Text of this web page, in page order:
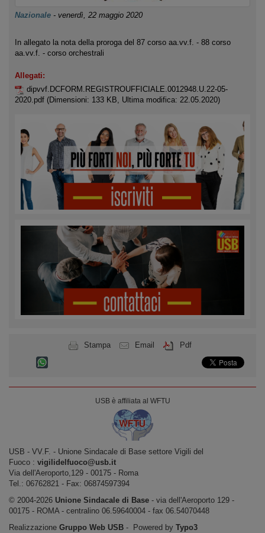
Nazionale - venerdì, 22 maggio 2020
In allegato la nota della proroga del 87 corso aa.vv.f. - 88 corso
aa.vv.f. - corso orchestrali
Allegati:
dipvvf.DCFORM.REGISTROUFFICIALE.0012948.U.22-05-
2020.pdf (Dimensioni: 133 KB, Ultima modifica: 22.05.2020)
Stampa Email Pdf
USB è affiliata al WFTU
USB ‐ VV.F. - Unione Sindacale di Base settore Vigili del
Fuoco : vigilidelfuoco@usb.it
Via dell'Aeroporto,129 ‐ 00175 ‐ Roma
Tel.: 06762821 ‐ Fax: 06874597394
© 2004-2026 Unione Sindacale di Base ‐ via dell'Aeroporto 129 -
00175 - ROMA - centralino 06.59640004 - fax 06.54070448
Realizzazione Gruppo Web USB ‐ Powered by Typo3